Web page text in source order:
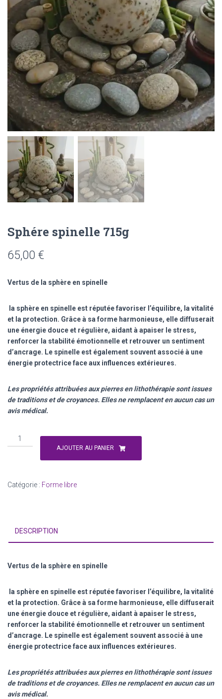
Sphére spinelle 715g
65,00 €
Vertus de la sphère en spinelle
la sphère en spinelle est réputée favoriser l’équilibre, la vitalité
et la protection. Grâce à sa forme harmonieuse, elle diffuserait
une énergie douce et régulière, aidant à apaiser le stress,
renforcer la stabilité émotionnelle et retrouver un sentiment
d’ancrage. Le spinelle est également souvent associé à une
énergie protectrice face aux influences extérieures.
Les propriétés attribuées aux pierres en lithothérapie sont issues
de traditions et de croyances. Elles ne remplacent en aucun cas un
avis médical.
quantité
de
715g
AJOUTER AU PANIER
Catégorie : Forme libre
DESCRIPTION
Vertus de la sphère en spinelle
la sphère en spinelle est réputée favoriser l’équilibre, la vitalité
et la protection. Grâce à sa forme harmonieuse, elle diffuserait
une énergie douce et régulière, aidant à apaiser le stress,
renforcer la stabilité émotionnelle et retrouver un sentiment
d’ancrage. Le spinelle est également souvent associé à une
énergie protectrice face aux influences extérieures.
Les propriétés attribuées aux pierres en lithothérapie sont issues
de traditions et de croyances. Elles ne remplacent en aucun cas un
avis médical.